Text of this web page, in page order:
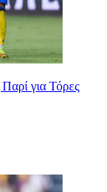
για Τόρες